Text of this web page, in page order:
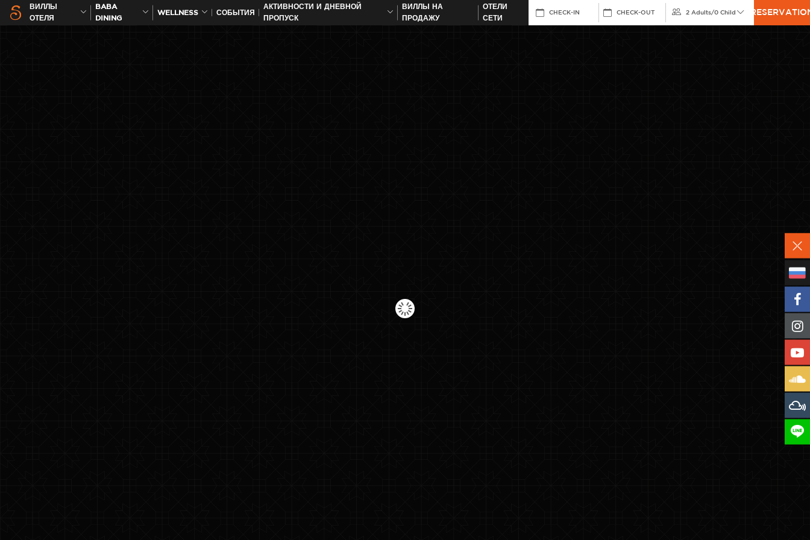
ВИЛЛЫ
ОТЕЛЯ
BABA
DINING
WELLNESS СОБЫТИЯ
АКТИВНОСТИ И ДНЕВНОЙ
ПРОПУСК
ВИЛЛЫ НА
ПРОДАЖУ
ОТЕЛИ
СЕТИ
CHECK-IN CHECK-OUT 2 Adults/0 Child